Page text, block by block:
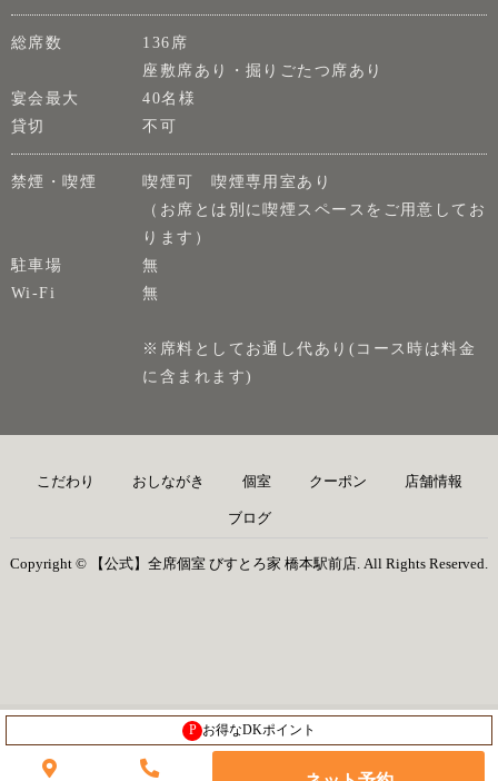
総席数
136席
座敷席あり・掘りごたつ席あり
宴会最大
40名様
貸切
不可
禁煙・喫煙
喫煙可 喫煙専用室あり
（お席とは別に喫煙スペースをご用意してお
ります）
駐車場
無
Wi-Fi
無
※席料としてお通し代あり(コース時は料金
に含まれます)
こだわり おしながき 個室 クーポン 店舗情報
ブログ
Copyright © 【公式】全席個室 びすとろ家 橋本駅前店. All Rights Reserved.
P お得なDKポイント